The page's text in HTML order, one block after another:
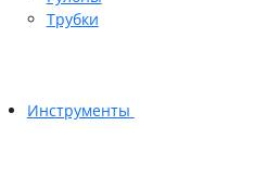
Трубки
Инструменты